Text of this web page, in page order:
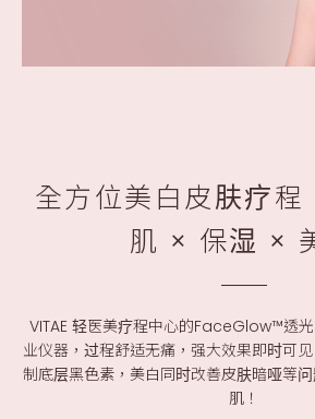
全方位美白皮肤疗
肌 × 保湿 ×
VITAE 轻医美疗程中心的FaceGlow™透
业仪器，过程舒适无痛，强大效果即时可
制底层黑色素，美白同时改善皮肤暗哑等
肌！